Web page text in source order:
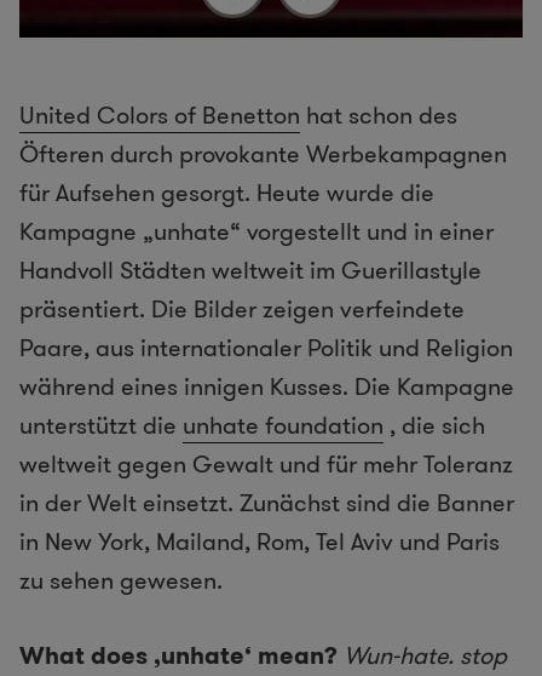
United Colors of Benetton hat schon des
Öfteren durch provokante Werbekampagnen
für Aufsehen gesorgt. Heute wurde die
Kampagne „unhate“ vorgestellt und in einer
Handvoll Städten weltweit im Guerillastyle
präsentiert. Die Bilder zeigen verfeindete
Paare, aus internationaler Politik und Religion
während eines innigen Kusses. Die Kampagne
unterstützt die unhate foundation , die sich
weltweit gegen Gewalt und für mehr Toleranz
in der Welt einsetzt. Zunächst sind die Banner
in New York, Mailand, Rom, Tel Aviv und Paris
zu sehen gewesen.
What does ‚unhate‘ mean? Wun-hate. stop